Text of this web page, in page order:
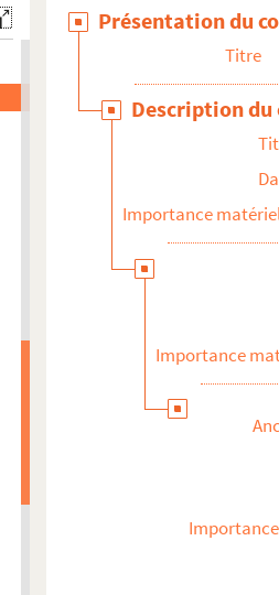
Alpes-Côte d'AzurPrésentation du
Titre
Description du
Importance
Importance